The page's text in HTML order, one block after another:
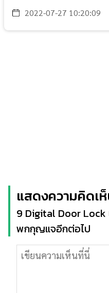
2022-07-27 10:20:09
แสดงความคิดเ
9 Digital Door
พกกุญแจอีกต่อไป